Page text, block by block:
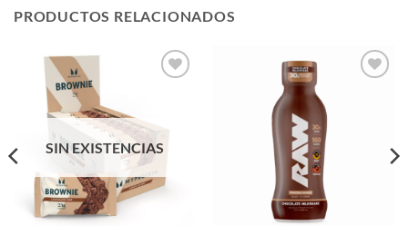
PRODUCTOS RELACIONADOS
deseos
SIN EXISTENCIAS